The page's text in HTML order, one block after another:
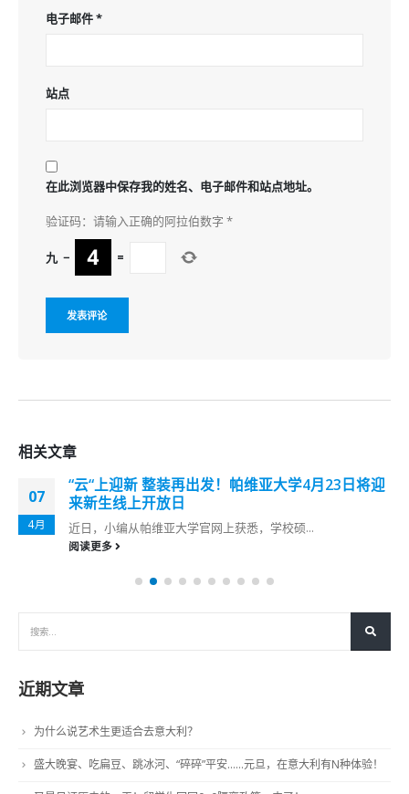
电子邮件*
站点
在此浏览器中保存我的姓名、电子邮件和站点地址。
验证码：请输入正确的阿拉伯数字 *
九 − =
相关文章
07
4月
“云“上迎新 整装再出发！帕维亚大学4月23日将迎
来新生线上开放日
近日，小编从帕维亚大学官网上获悉，学校硕...
阅读更多
近期文章
为什么说艺术生更适合去意大利？
盛大晚宴、吃扁豆、跳冰河、“碎碎”平安……元旦，在意大利有N种体验！